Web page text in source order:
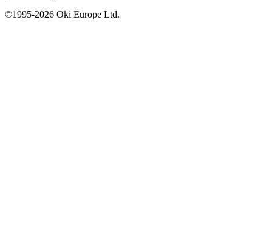
©1995-2026 Oki Europe Ltd.